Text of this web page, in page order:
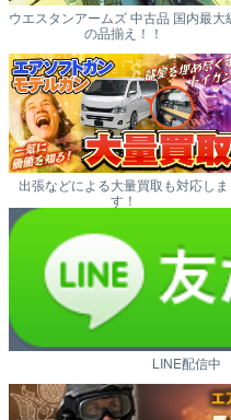
ウエスタンアームズ 中古品 国内最大
の品揃え！！
出張などによる大量買取も対応しま
す！
LINE配信中